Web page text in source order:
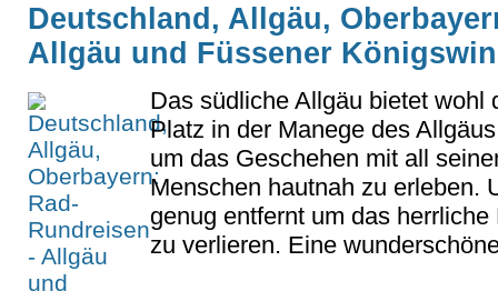
Deutschland, Allgäu,
Allgäu und Füssener
Das südliche Allgäu bietet wohl
Platz in der Manege des
um das Geschehen mit all
Menschen hautnah zu erleben.
genug entfernt um das
zu verlieren. Eine